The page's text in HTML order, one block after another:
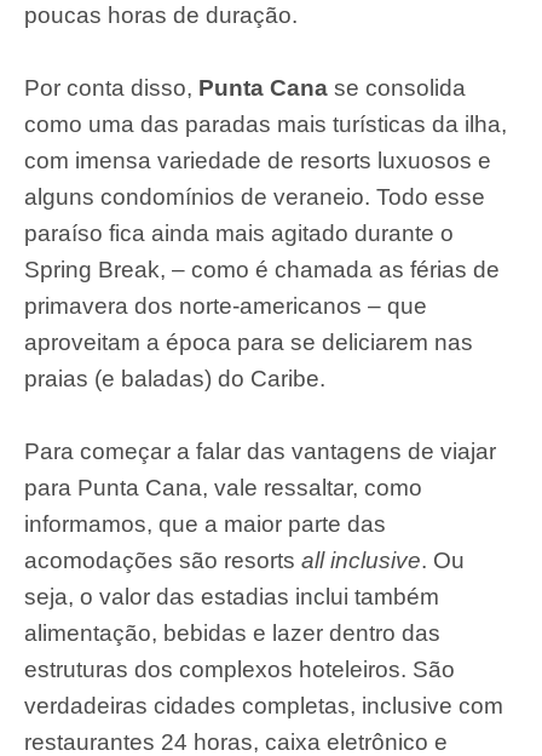
poucas horas de duração.
Por conta disso, Punta Cana se consolida
como uma das paradas mais turísticas da ilha,
com imensa variedade de resorts luxuosos e
alguns condomínios de veraneio. Todo esse
paraíso fica ainda mais agitado durante o
Spring Break, – como é chamada as férias de
primavera dos norte-americanos – que
aproveitam a época para se deliciarem nas
praias (e baladas) do Caribe.
Para começar a falar das vantagens de viajar
para Punta Cana, vale ressaltar, como
informamos, que a maior parte das
acomodações são resorts all inclusive. Ou
seja, o valor das estadias inclui também
alimentação, bebidas e lazer dentro das
estruturas dos complexos hoteleiros. São
verdadeiras cidades completas, inclusive com
restaurantes 24 horas, caixa eletrônico e